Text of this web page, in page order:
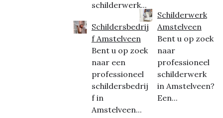
schilderwerk...
Schildersbedrij
f Amstelveen
Bent u op zoek
naar een
professioneel
schildersbedrij
f in
Amstelveen...
Schilderwerk
Amstelveen
Bent u op zoek
naar
professioneel
schilderwerk
in Amstelveen?
Een...